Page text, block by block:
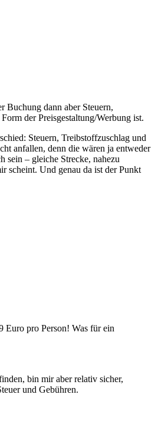
Buchung dann aber Steuern,
der Preisgestaltung/Werbung ist.
Steuern, Treibstoffzuschlag und
anfallen, denn die wären ja entweder
sein – gleiche Strecke, nahezu
scheint. Und genau da ist der Punkt
Euro pro Person! Was für ein
bin mir aber relativ sicher,
und Gebühren.